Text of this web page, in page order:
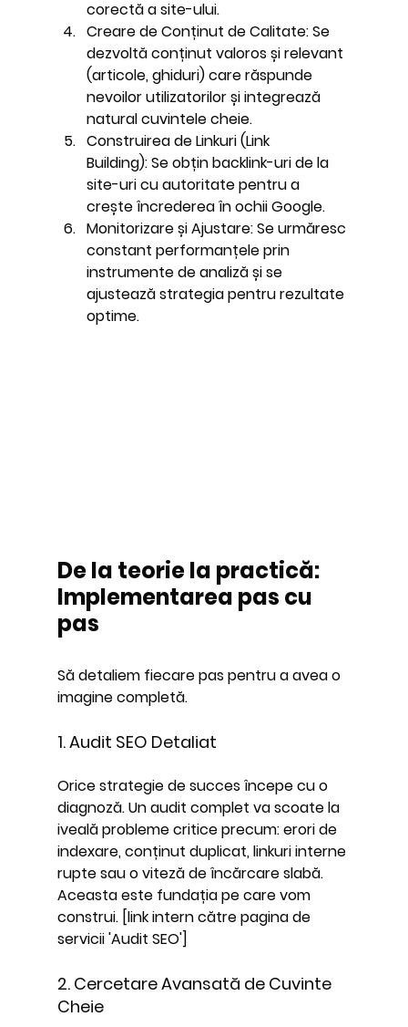
corectă a site-ului.
Creare de Conținut de Calitate: Se
dezvoltă conținut valoros și relevant
(articole, ghiduri) care răspunde
nevoilor utilizatorilor și integrează
natural cuvintele cheie.
Construirea de Linkuri (Link
Building): Se obțin backlink-uri de la
site-uri cu autoritate pentru a
crește încrederea în ochii Google.
Monitorizare și Ajustare: Se urmăresc
constant performanțele prin
instrumente de analiză și se
ajustează strategia pentru rezultate
optime.
De la teorie la practică:
Implementarea pas cu
pas
Să detaliem fiecare pas pentru a avea o
imagine completă.
1. Audit SEO Detaliat
Orice strategie de succes începe cu o
diagnoză. Un audit complet va scoate la
iveală probleme critice precum: erori de
indexare, conținut duplicat, linkuri interne
rupte sau o viteză de încărcare slabă.
Aceasta este fundația pe care vom
construi. [link intern către pagina de
servicii 'Audit SEO']
2. Cercetare Avansată de Cuvinte
Cheie